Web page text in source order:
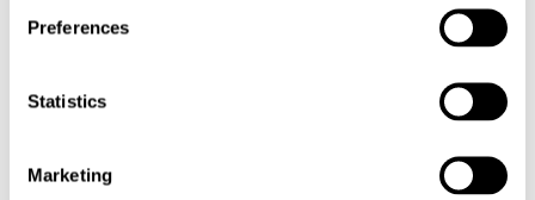
Preferences
Statistics
Marketing
permettre la coordination des mouvements. Ils sont formés de plusieurs
structures :
du mouvement volontaire ainsi qu'à certains processus du
Le Globus pallidus : sa fonction principale est de réguler les